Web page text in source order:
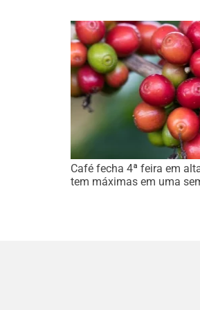
Café fecha 4ª feira em
tem máximas em uma